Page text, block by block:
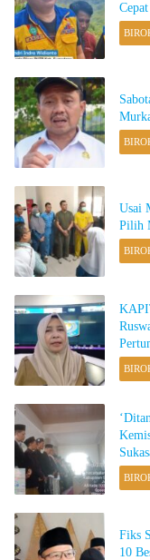
Usai
Pilih
Fiks
10